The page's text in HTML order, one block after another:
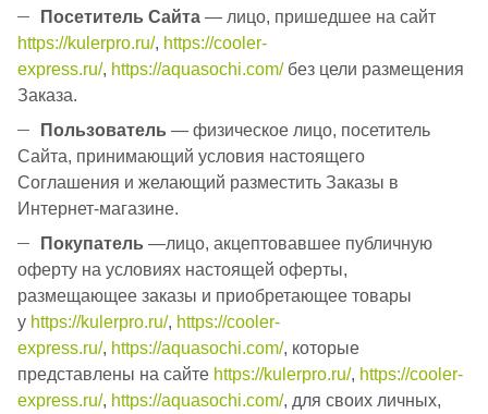
Посетитель Сайта — лицо, пришедшее на сайт
https://kulerpro.ru/, https://cooler-
express.ru/, https://aquasochi.com/без цели размещения
Заказа.
Пользователь — физическое лицо, посетитель
Сайта, принимающий условия настоящего
Соглашения и желающий разместить Заказы в
Интернет-магазине.
Покупатель —лицо, акцептовавшее публичную
оферту на условиях настоящей оферты,
размещающее заказы и приобретающее товары
у https://kulerpro.ru/, https://cooler-
express.ru/, https://aquasochi.com/, которые
представлены на сайте https://kulerpro.ru/, https://cooler-
express.ru/, https://aquasochi.com/, для своих личных,